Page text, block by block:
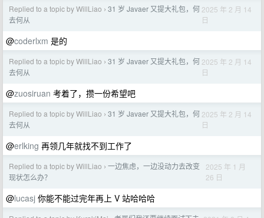
Replied to a topic by WillLiao › 31 岁 Javaer 又提大礼包，何
去何从
2025 年 2 月 14
日
@coderlxm 是的
Replied to a topic by WillLiao › 31 岁 Javaer 又提大礼包，何
去何从
2025 年 2 月 14
日
@zuosiruan 考着了，攒一份希望吧
Replied to a topic by WillLiao › 31 岁 Javaer 又提大礼包，何
去何从
2025 年 2 月 14
日
@erlking 再领几年就找不到工作了
Replied to a topic by WillLiao › 一边焦虑，一边没动力去改变
现状怎么办？
2025 年 1 月
26 日
@lucasj 你能不能过完年再上 V 站哈哈哈